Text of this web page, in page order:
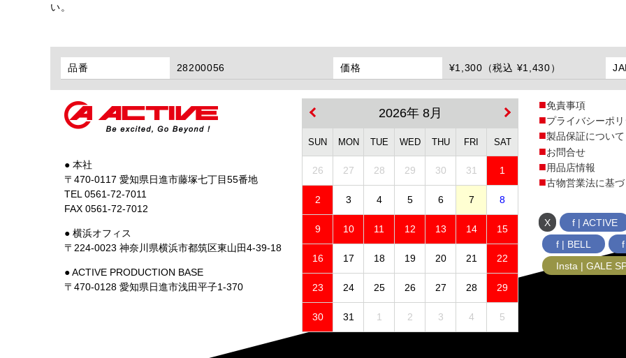
い。
品番 28200056 価格 ¥1,300（税込 ¥1,430）
● 本社
〒470-0117 愛知県日進市藤塚七丁目55番地
TEL 0561-72-7011
FAX 0561-72-7012
● 横浜オフィス
〒224-0023 神奈川県横浜市都筑区東山田4-39-18
● ACTIVE PRODUCTION BASE
〒470-0128 愛知県日進市浅田平子1-370
2026年 8月
SUN MON TUE WED THU FRI SAT
26 27 28 29 30 31 1
2 3 4 5 6 7 8
9 10 11 12 13 14 15
16 17 18 19 20 21 22
23 24 25 26 27 28 29
30 31 1 2 3 4 5
免責事項
プライバシーポ
製品保証について
お問合せ
用品店情報
古物営業法に基
X
f | ACTIVE
f | BELL
Insta | GALE